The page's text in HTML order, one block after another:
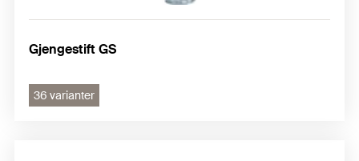
Gjengestift GS
36 varianter